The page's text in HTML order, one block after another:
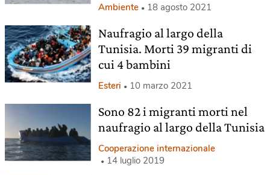
Ambiente 18 agosto 2021
Naufragio al largo della
Tunisia. Morti 39 migranti di
cui 4 bambini
Esteri 10 marzo 2021
Sono 82 i migranti morti nel
naufragio al largo della Tunisia
Cooperazione internazionale
14 luglio 2019